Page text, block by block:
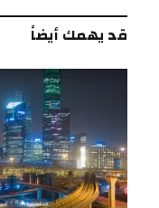
قد يهمك أيضاً